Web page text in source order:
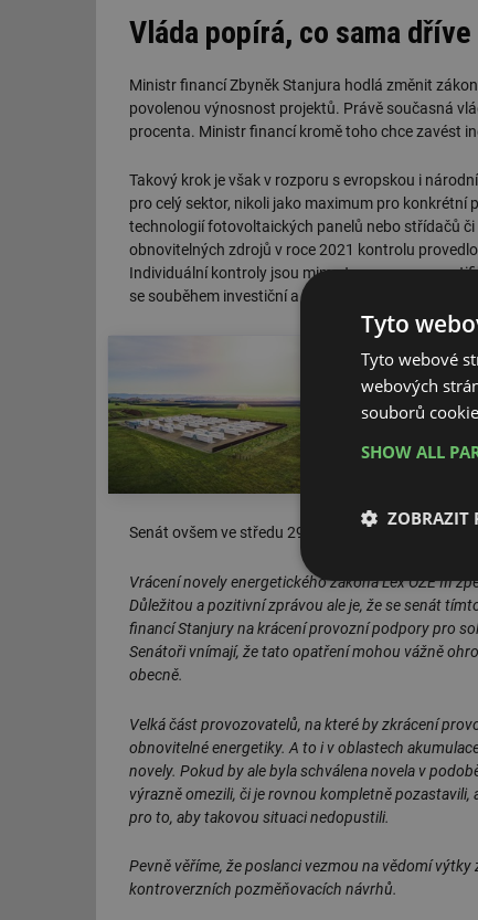
Vláda popírá, co sama
Ministr financí Zbyněk Stanjura hodlá změnit
povolenou výnosnost projektů. Právě současná
procenta. Ministr financí kromě toho chce zavést
Takový krok je však v rozporu s evropskou i
pro celý sektor, nikoli jako maximum pro konkrétní
technologií fotovoltaických panelů nebo střídačů
obnovitelných zdrojů v roce 2021 kontrolu
Individuální kontroly jsou mimo to v rozporu s
se souběhem investiční a provozní podpory.
Přečtěte si také
Když
opět
Senát ovšem ve středu 29. 1. vrátil zákon do
Vrácení novely energetického zákona Lex OZE III
Důležitou a pozitivní zprávou ale je, že se senát
financí Stanjury na krácení provozní podpory pro
Senátoři vnímají, že tato opatření mohou vážně
obecně.
Velká část provozovatelů, na které by zkrácení
obnovitelné energetiky. A to i v oblastech
novely. Pokud by ale byla schválena novela v
výrazně omezili, či je rovnou kompletně
pro to, aby takovou situaci nedopustili.
Pevně věříme, že poslanci vezmou na vědomí
kontroverzních pozměňovacích návrhů.
Tyto
Tyto webové
webových
souborů
SHOW ALL
ZOBRAZIT
Nezbytně
soubory
Nezbytně
Nezbytně nutné
stránky nelze bez
Název
g_state